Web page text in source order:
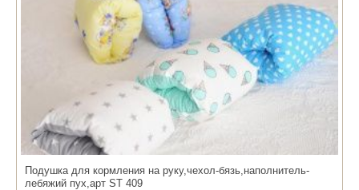
Подушка для кормления на руку,чехол-бязь,наполнитель-
лебяжий пух,арт ST 409